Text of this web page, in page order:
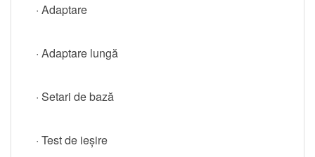
· Adaptare
· Adaptare lungă
· Setari de bază
· Test de ieșire